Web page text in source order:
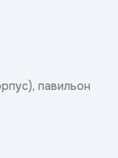
павильон